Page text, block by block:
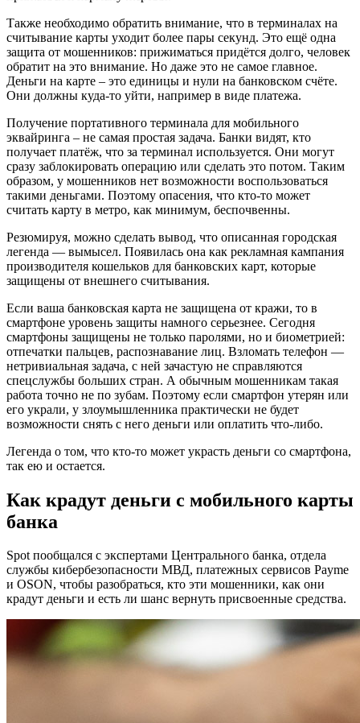
Также необходимо обратить внимание, что в терминалах на
считывание карты уходит более пары секунд. Это ещё одна
защита от мошенников: прижиматься придётся долго, человек
обратит на это внимание. Но даже это не самое главное.
Деньги на карте – это единицы и нули на банковском счёте.
Они должны куда-то уйти, например в виде платежа.
Получение портативного терминала для мобильного
эквайринга – не самая простая задача. Банки видят, кто
получает платёж, что за терминал используется. Они могут
сразу заблокировать операцию или сделать это потом. Таким
образом, у мошенников нет возможности воспользоваться
такими деньгами. Поэтому опасения, что кто-то может
считать карту в метро, как минимум, беспочвенны.
Резюмируя, можно сделать вывод, что описанная городская
легенда — вымысел. Появилась она как рекламная кампания
производителя кошельков для банковских карт, которые
защищены от внешнего считывания.
Если ваша банковская карта не защищена от кражи, то в
смартфоне уровень защиты намного серьезнее. Сегодня
смартфоны защищены не только паролями, но и биометрией:
отпечатки пальцев, распознавание лиц. Взломать телефон —
нетривиальная задача, с ней зачастую не справляются
спецслужбы больших стран. А обычным мошенникам такая
работа точно не по зубам. Поэтому если смартфон утерян или
его украли, у злоумышленника практически не будет
возможности снять с него деньги или оплатить что-либо.
Легенда о том, что кто-то может украсть деньги со смартфона,
так ею и остается.
Как крадут деньги с мобильного карты
банка
Spot пообщался с экспертами Центрального банка, отдела
службы кибербезопасности МВД, платежных сервисов Payme
и OSON, чтобы разобраться, кто эти мошенники, как они
крадут деньги и есть ли шанс вернуть присвоенные средства.